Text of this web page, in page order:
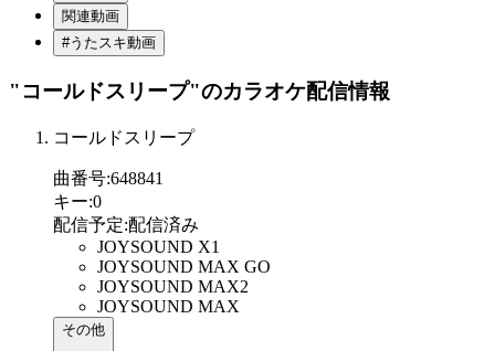
関連動画
#うたスキ動画
"コールドスリープ"のカラオケ配信情報
コールドスリープ
曲番号:648841
キー:0
配信予定:配信済み
JOYSOUND X1
JOYSOUND MAX GO
JOYSOUND MAX2
JOYSOUND MAX
その他